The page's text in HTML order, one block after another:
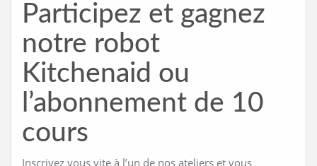
Participez et gagnez
notre robot
Kitchenaid ou
l’abonnement de 10
cours
Inscrivez vous vite à l’un de nos ateliers et vous